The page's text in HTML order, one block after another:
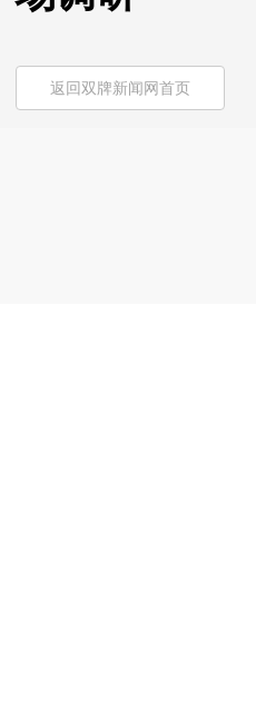
返回双牌新闻网首页